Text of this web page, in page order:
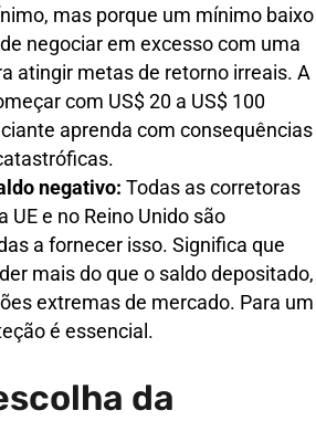
mas porque um mínimo baixo
negociar em excesso com uma
atingir metas de retorno irreais. A
com US$ 20 a US$ 100
aprenda com consequências
negativo: Todas as corretoras
UE e no Reino Unido são
a fornecer isso. Significa que
mais do que o saldo depositado,
extremas de mercado. Para um
é essencial.
da